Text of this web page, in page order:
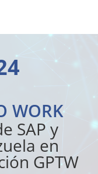
WORK
SAP y
en
GPTW